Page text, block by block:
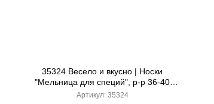
35324 Весело и вкусно | Носки
"Мельница для специй", р-р 36-40
(горчичный зеленый)
Артикул: 35324